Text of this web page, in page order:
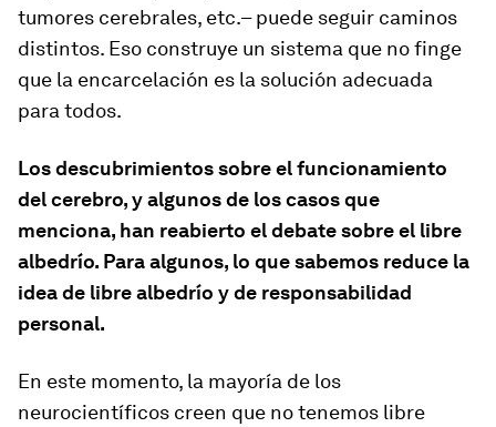
tumores cerebrales, etc.– puede seguir caminos
distintos. Eso construye un sistema que no finge
que la encarcelación es la solución adecuada
para todos.
Los descubrimientos sobre el funcionamiento
del cerebro, y algunos de los casos que
menciona, han reabierto el debate sobre el libre
albedrío. Para algunos, lo que sabemos reduce la
idea de libre albedrío y de responsabilidad
personal.
En este momento, la mayoría de los
neurocientíficos creen que no tenemos libre